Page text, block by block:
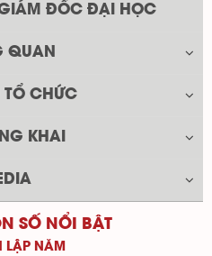
ĐỐC ĐẠI HỌC
QUAN
CHỨC
KHAI
SỐ NỔI BẬT
LẬP NĂM